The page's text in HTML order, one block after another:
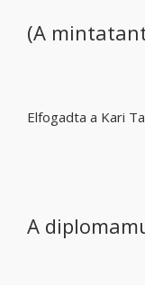
(A
Elfogadta a Kari
A